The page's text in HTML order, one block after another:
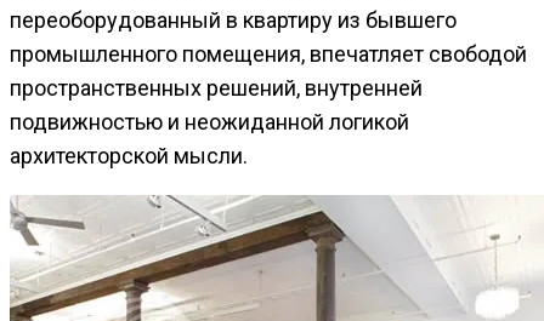
переоборудованный в квартиру из бывшего
промышленного помещения, впечатляет свободой
пространственных решений, внутренней
подвижностью и неожиданной логикой
архитекторской мысли.